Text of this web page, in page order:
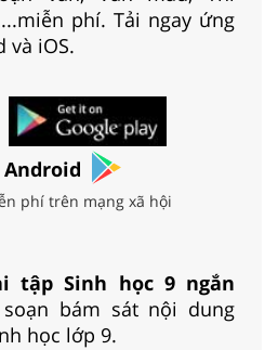
phí. Tải ngay ứng
và iOS.
Android
phí trên mạng xã hội
tập Sinh học 9 ngắn
bám sát nội dung
học lớp 9.